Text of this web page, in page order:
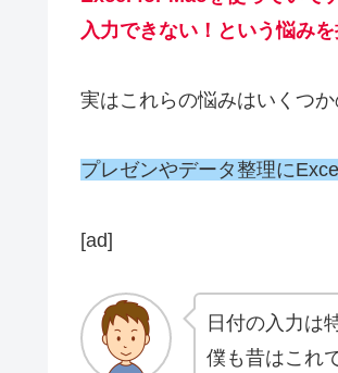
入力できない！という悩み
実はこれらの悩みはいくつ
プレゼンやデータ整理に
[ad]
日付の入力は
僕も昔はこれ